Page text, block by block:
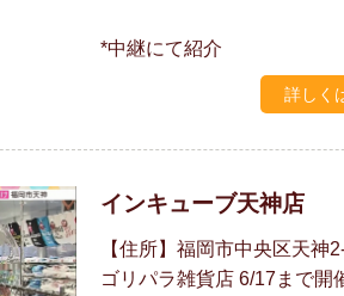
*中継にて紹介
詳しく
インキューブ天神店
【住所】福岡市中央区天神
ゴリパラ雑貨店 6/17まで開